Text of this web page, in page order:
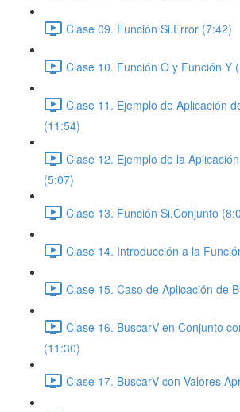
Clase 09. Función Si.Error (7:42)
Clase 10. Función O y Función Y
Clase 11. Ejemplo de Aplicación
(11:54)
Clase 12. Ejemplo de la
(5:07)
Clase 13. Función Si.Conjunto
Clase 14. Introducción a la
Clase 15. Caso de Aplicación de
Clase 16. BuscarV en Conjunto
(11:30)
Clase 17. BuscarV con Valores